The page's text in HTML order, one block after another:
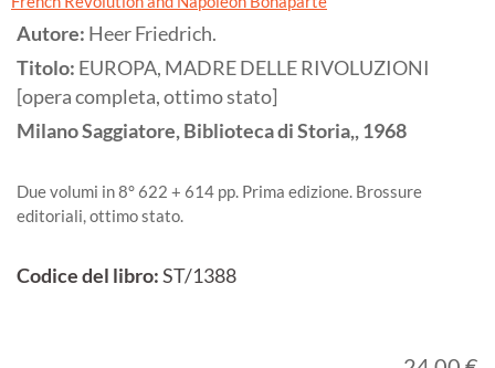
Autore: Heer Friedrich.
Titolo: EUROPA, MADRE DELLE RIVOLUZIONI
[opera completa, ottimo stato]
MilanoSaggiatore, Biblioteca di Storia,,1968
Due volumi in 8° 622 + 614 pp. Prima edizione. Brossure
editoriali, ottimo stato.
Codice del libro:ST/1388